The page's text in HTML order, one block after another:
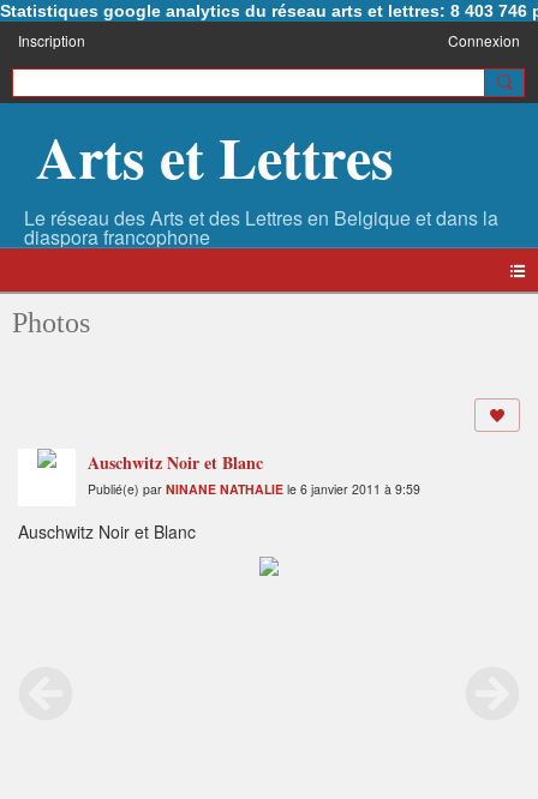
Statistiques google analytics du réseau arts et lettres: 8 403 746
Inscription Connexion
Arts et Lettres
Photos
Auschwitz Noir et Blanc
Publié(e) par NINANE NATHALIE le 6 janvier 2011 à 9:59
Auschwitz Noir et Blanc